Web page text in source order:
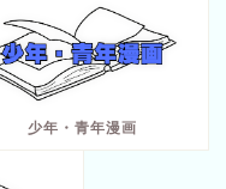
少年・青年漫画